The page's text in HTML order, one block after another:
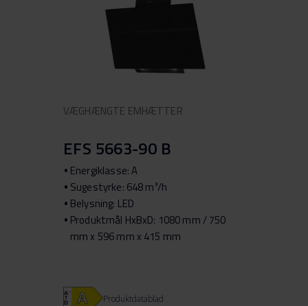
VÆGHÆNGTE EMHÆTTER
EFS 5663-90 B
Energiklasse: A
Sugestyrke: 648 m³/h
Belysning: LED
Produktmål HxBxD: 1080 mm / 750
mm x 596 mm x 415 mm
Produktdatablad